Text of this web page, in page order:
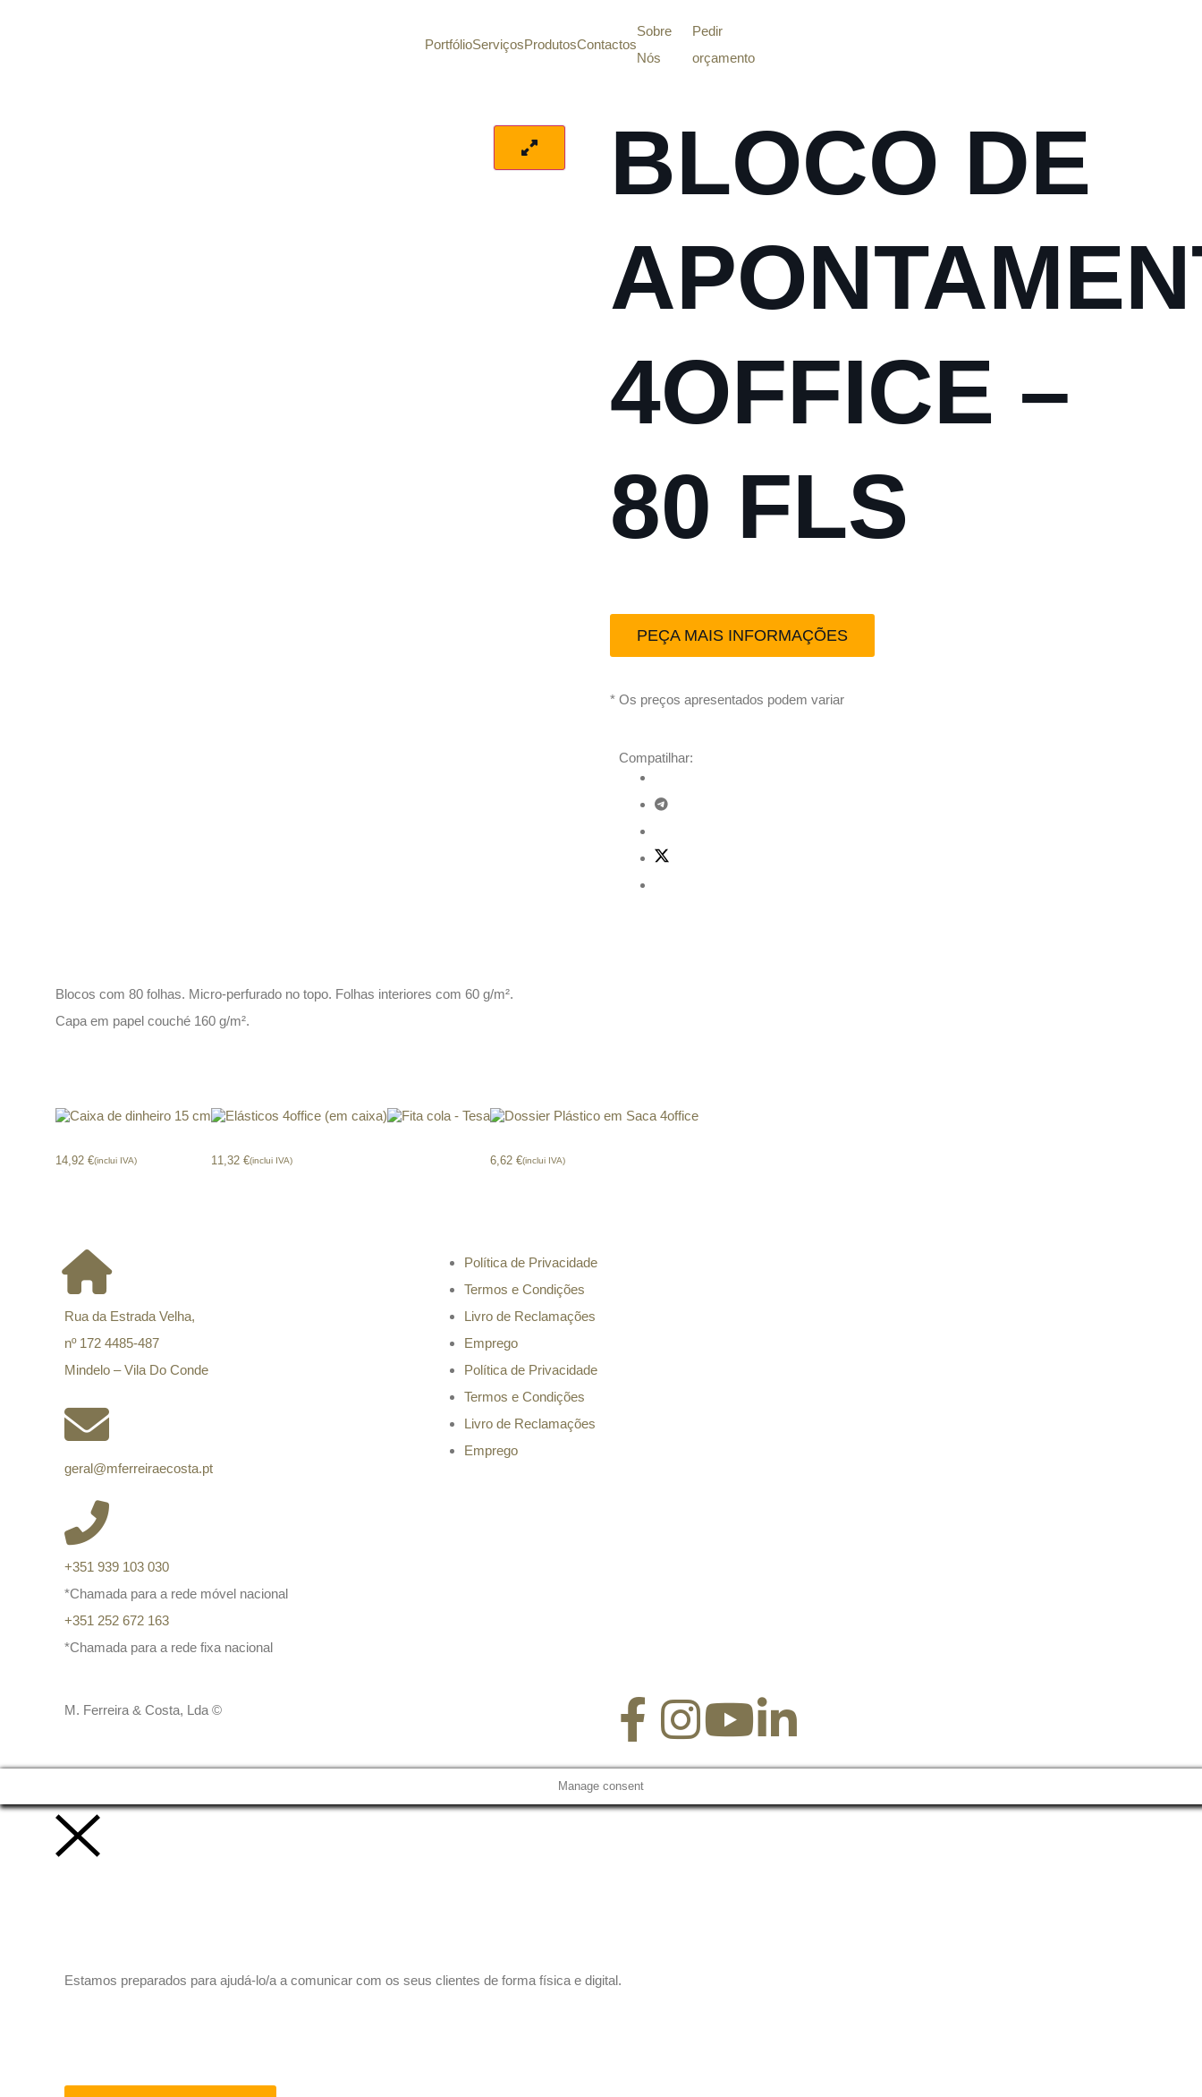
PortfólioServiçosProdutosContactos
Sobre
Nós
Pedir
orçamento
BLOCO DE
4OFFICE –
80 FLS
PEÇA MAIS INFORMAÇÕES
* Os preços apresentados podem variar
Compatilhar:
Blocos com 80 folhas. Micro-perfurado no topo. Folhas interiores com 60 g/m².
Capa em papel couché 160 g/m².
14,92 €(inclui IVA) 11,32 €(inclui IVA) 6,62 €(inclui IVA)
Rua da Estrada Velha,
nº 172 4485-487
Mindelo – Vila Do Conde
geral@mferreiraecosta.pt
+351 939 103 030
*Chamada para a rede móvel nacional
+351 252 672 163
*Chamada para a rede fixa nacional
Política de Privacidade
Termos e Condições
Livro de Reclamações
Emprego
Política de Privacidade
Termos e Condições
Livro de Reclamações
Emprego
M. Ferreira & Costa, Lda ©
Manage consent
Estamos preparados para ajudá-lo/a a comunicar com os seus clientes de forma física e digital.